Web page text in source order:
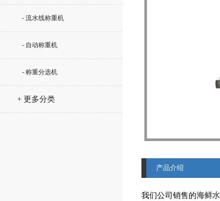
- 流水线称重机
- 自动称重机
- 称重分选机
+ 更多分类
产品介绍
我们公司销售的海鲜